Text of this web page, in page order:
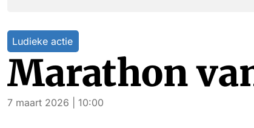
Ludieke actie
Marathon
7 maart 2026 | 10:00